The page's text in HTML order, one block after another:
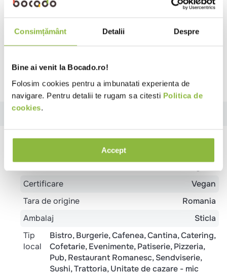
Consimțământ Detalii Despre
Bine ai venit la Bocado.ro!
Folosim cookies pentru a imbunatati experienta de
navigare. Pentru detalii te rugam sa citesti Politica de
cookies.
Accept
fara aditivi. Contine: lamai, capsune, sirop de agave,
Ai nevoie de ajutor?
Cere informatii suplimentare
Raporteaza descriere gresita
Specificatii
Certificare
Vegan
Tara de origine
Romania
Ambalaj
Sticla
Tip
local
Bistro Burgerie Cafenea Cantina Catering
Cofetarie Evenimente Patiserie Pizzeria
Pub Restaurant Romanesc Sendviserie
Sushi Trattoria Unitate de cazare - mic